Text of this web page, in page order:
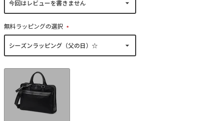
無料ラッピングの選択
(
必